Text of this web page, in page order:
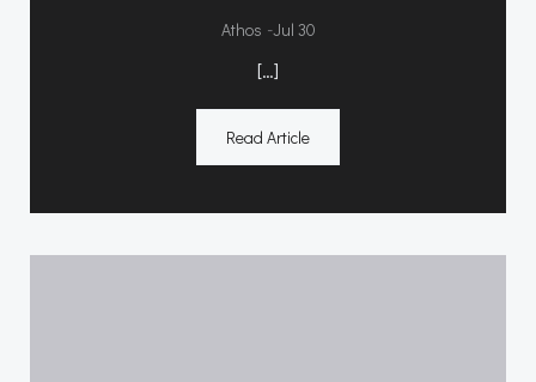
Athos -Jul 30
[…]
Read Article